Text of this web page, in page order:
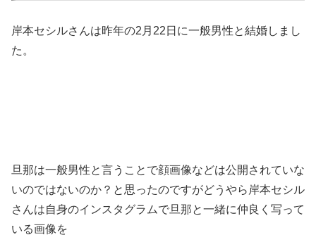
岸本セシルさんは昨年の2月22日に一般男性と結婚しまし
た。
旦那は一般男性と言うことで顔画像などは公開されていな
いのではないのか？と思ったのですがどうやら岸本セシル
さんは自身のインスタグラムで旦那と一緒に仲良く写って
いる画像を